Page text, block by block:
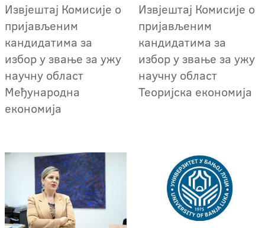
Извјештај Комисије о
пријављеним
кандидатима за
избор у звање за ужу
научну област
Међународна
економија
Извјештај Комисије о
пријављеним
кандидатима за
избор у звање за ужу
научну област
Теоријска економија